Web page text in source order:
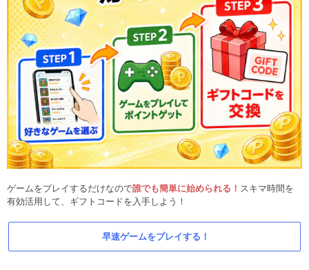
ゲームをプレイするだけなので誰でも簡単に始められる！ スキマ時間を
有効活用して、ギフトコードを入手しよう！
早速ゲームをプレイする！